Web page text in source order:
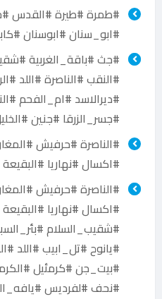
#طمرة #طيرة #القدس
#ابو_سنان #ابوسنان
#جث #باقة_الغربية
#النقب #الناصرة #اللد
#ديرالاسد #ام_الفحم
#جسر_الزرقا #جنين
#الناصرة #حرفيش
#اكسال #نهاريا
#الناصرة #حرفيش
#اكسال #نهاريا
#شقيب_السلام
#يانوح #تل_ابيب #اللد
#بيت_جن #كرمئيل
#نحف #لفرديس